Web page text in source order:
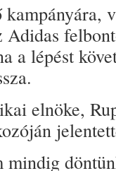
Adidas
a lépést
elnöke,
mindig